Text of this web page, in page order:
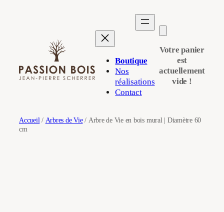
Boutique
Nos
réalisations
Contact
Votre panier
est
actuellement
vide !
Accueil / Arbres de Vie/ Arbre de Vie en bois mural | Diamètre 60
cm